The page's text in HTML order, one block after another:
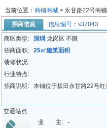
当前位置： 商铺商城 > 永甘路22号商铺
招商信息
信息编号：s37043
商区类型: 深圳 龙岗区 不限
招商面积:
25㎡建筑面积
装修状况:
行业特点:
招商说明:
本铺位于坂田永甘路22号
交通站点:
业 主:
-